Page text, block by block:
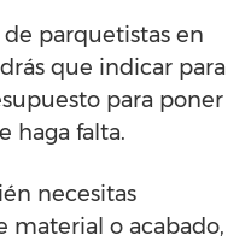
parquetistas en
que indicar para
para poner
haga falta.
necesitas
material o acabado,